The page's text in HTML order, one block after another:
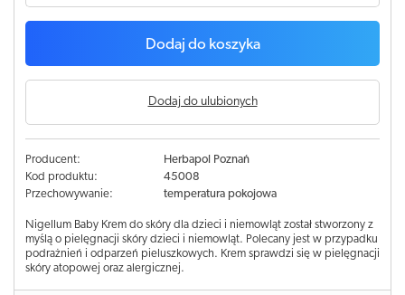
Dodaj do koszyka
Dodaj do ulubionych
Producent:
Herbapol Poznań
Kod produktu:
45008
Przechowywanie:
temperatura pokojowa
Nigellum Baby Krem do skóry dla dzieci i niemowląt został stworzony z
myślą o pielęgnacji skóry dzieci i niemowląt. Polecany jest w przypadku
podrażnień i odparzeń pieluszkowych. Krem sprawdzi się w pielęgnacji
skóry atopowej oraz alergicznej.